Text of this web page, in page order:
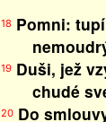
18 Pomni:
nemoudrý
19 Duši, jež
chudé své
20 Do